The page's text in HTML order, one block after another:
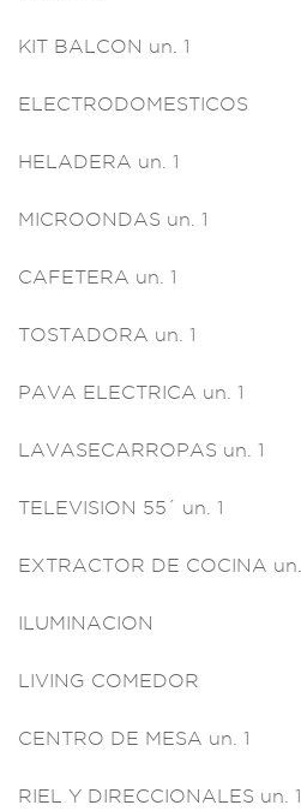
KIT BALCON un. 1
ELECTRODOMESTICOS
HEL ADERA un. 1
MICROONDAS un. 1
CAFETERA un. 1
TOSTADORA un . 1
PAVA ELECTRICA un. 1
LAVASECARROPAS un. 1
TELEVISION 55´ un . 1
EXTRACTOR DE COCINA un.
ILUMINACION
L IVING COMEDOR
CENTRO DE MESA un. 1
RIEL Y DIRECCIONALES un. 1